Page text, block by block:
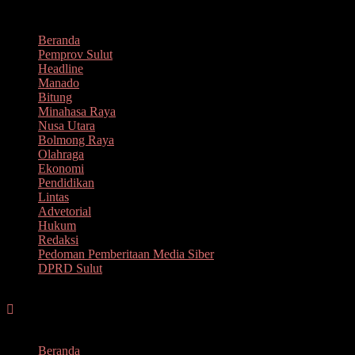
kontenBeranda
Pemprov Sulut
Headline
Manado
Bitung
Minahasa Raya
Nusa Utara
Bolmong Raya
Olahraga
Ekonomi
Pendidikan
Lintas
Advetorial
Hukum
Redaksi
Pedoman Pemberitaan Media Siber
DPRD Sulut
Beranda